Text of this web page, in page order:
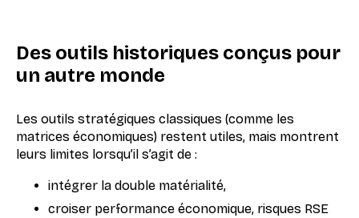
Des outils historiques conçus pour
un autre monde
Les outils stratégiques classiques (comme les
matrices économiques) restent utiles, mais montrent
leurs limites lorsqu’il s’agit de :
intégrer la double matérialité,
croiser performance économique, risques RSE